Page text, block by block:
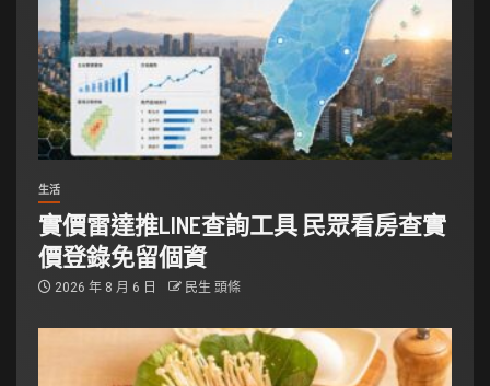
生活
實價雷達推LINE查詢工具 民眾看房查實
價登錄免留個資
2026 年 8 月 6 日 民生 頭條